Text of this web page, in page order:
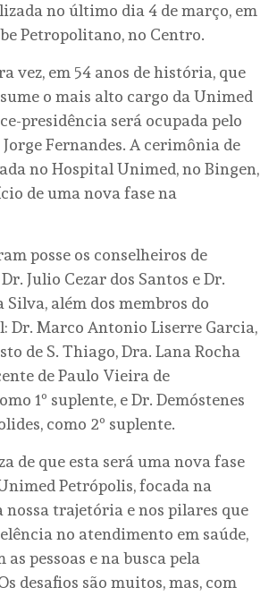
no último dia 4 de março, em
Petropolitano, no Centro.
vez, em 54 anos de história, que
o mais alto cargo da Unimed
presidência será ocupada pelo
Fernandes. A cerimônia de
no Hospital Unimed, no Bingen,
de uma nova fase na
posse os conselheiros de
Julio Cezar dos Santos e Dr.
Silva, além dos membros do
Dr. Marco Antonio Liserre Garcia,
de S. Thiago, Dra. Lana Rocha
de Paulo Vieira de
1º suplente, e Dr. Demóstenes
como 2º suplente.
de que esta será uma nova fase
Petrópolis, focada na
nossa trajetória e nos pilares que
no atendimento em saúde,
pessoas e na busca pela
desafios são muitos, mas, com